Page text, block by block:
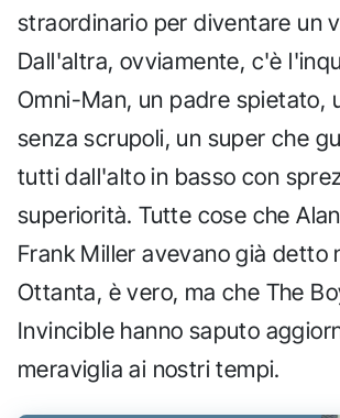
straordinario per diventare un
Dall'altra, ovviamente, c'è
Omni-Man, un padre spietato,
senza scrupoli, un super che
tutti dall'alto in basso con
superiorità. Tutte cose che
Frank Miller avevano già detto
Ottanta, è vero, ma che The
Invincible hanno saputo
meraviglia ai nostri tempi.